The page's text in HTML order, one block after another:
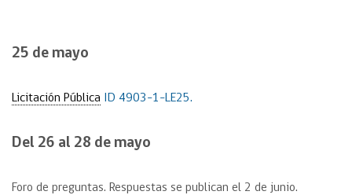
25 de mayo
Licitación Pública ID 4903-1-LE25.
Del 26 al 28 de mayo
Foro de preguntas. Respuestas se publican el 2 de junio.